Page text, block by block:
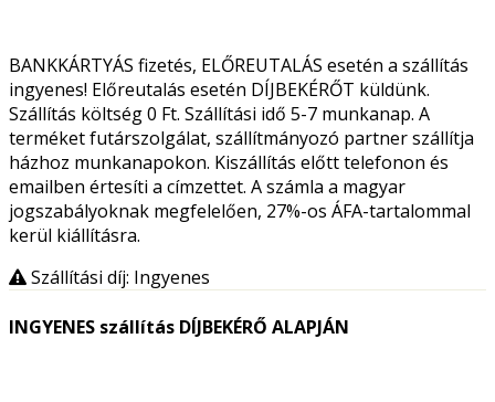
BANKKÁRTYÁS fizetés, ELŐREUTALÁS esetén a szállítás
ingyenes! Előreutalás esetén DÍJBEKÉRŐT küldünk.
Szállítás költség 0 Ft. Szállítási idő 5-7 munkanap. A
terméket futárszolgálat, szállítmányozó partner szállítja
házhoz munkanapokon. Kiszállítás előtt telefonon és
emailben értesíti a címzettet. A számla a magyar
jogszabályoknak megfelelően, 27%-os ÁFA-tartalommal
kerül kiállításra.
Szállítási díj: Ingyenes
INGYENES szállítás DÍJBEKÉRŐ ALAPJÁN